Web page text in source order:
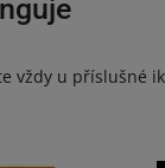
vždy u příslušné